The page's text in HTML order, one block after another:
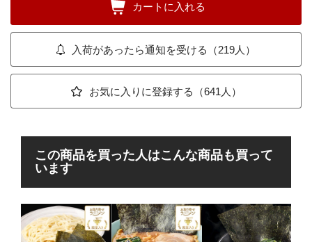
カートに入れる
入荷があったら通知を受ける（219人）
お気に入りに登録する（641人）
この商品を買った人はこんな商品も買って
います